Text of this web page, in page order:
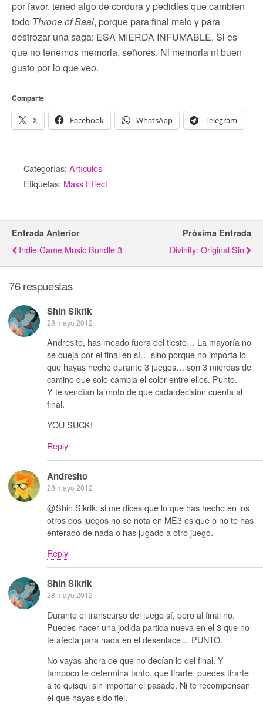
por favor, tened algo de cordura y pedidles que cambien
todo Throne of Baal, porque para final malo y para
destrozar una saga: ESA MIERDA INFUMABLE. Si es
que no tenemos memoria, señores. Ni memoria ni buen
gusto por lo que veo.
Comparte
X Facebook WhatsApp Telegram
Categorías: Artículos
Etiquetas: Mass Effect
Entrada Anterior
Indie Game Music Bundle 3
Próxima Entrada
Divinity: Original Sin
76 respuestas
Shin Sikrik
28 mayo 2012
Andresito, has meado fuera del tiesto… La mayoría no
se queja por el final en sí… sino porque no importa lo
que hayas hecho durante 3 juegos… son 3 mierdas de
camino que solo cambia el color entre ellos. Punto.
Y te vendìan la moto de que cada decision cuenta al
final.
YOU SUCK!
Reply
Andresito
28 mayo 2012
@Shin Sikrik: si me dices que lo que has hecho en los
otros dos juegos no se nota en ME3 es que o no te has
enterado de nada o has jugado a otro juego.
Reply
Shin Sikrik
28 mayo 2012
Durante el transcurso del juego sí, pero al final no.
Puedes hacer una jodida partida nueva en el 3 que no
te afecta para nada en el desenlace… PUNTO.
No vayas ahora de que no decían lo del final. Y
tampoco te determina tanto, que tirarte, puedes tirarte
a to quisqui sin importar el pasado. Ni te recompensan
el que hayas sido fiel.